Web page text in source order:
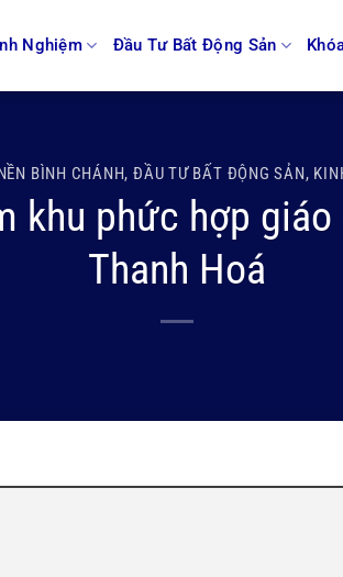
Nghiệm Đầu Tư Bất Động Sản
BÌNH CHÁNH,ĐẦU TƯ BẤT ĐỘNG SẢN,
khu phức hợp
Thanh Hoá